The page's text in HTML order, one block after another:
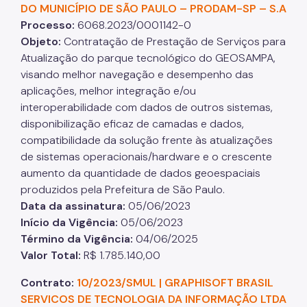
DO MUNICÍPIO DE SÃO PAULO – PRODAM-SP – S.A
Processo: 6068.2023/0001142-0
Objeto: Contratação de Prestação de Serviços para
Atualização do parque tecnológico do GEOSAMPA,
visando melhor navegação e desempenho das
aplicações, melhor integração e/ou
interoperabilidade com dados de outros sistemas,
disponibilização eficaz de camadas e dados,
compatibilidade da solução frente às atualizações
de sistemas operacionais/hardware e o crescente
aumento da quantidade de dados geoespaciais
produzidos pela Prefeitura de São Paulo.
Data da assinatura: 05/06/2023
Início da Vigência: 05/06/2023
Término da Vigência: 04/06/2025
Valor Total: R$ 1.785.140,00
Contrato: 10/2023/SMUL | GRAPHISOFT BRASIL
SERVICOS DE TECNOLOGIA DA INFORMAÇÃO LTDA